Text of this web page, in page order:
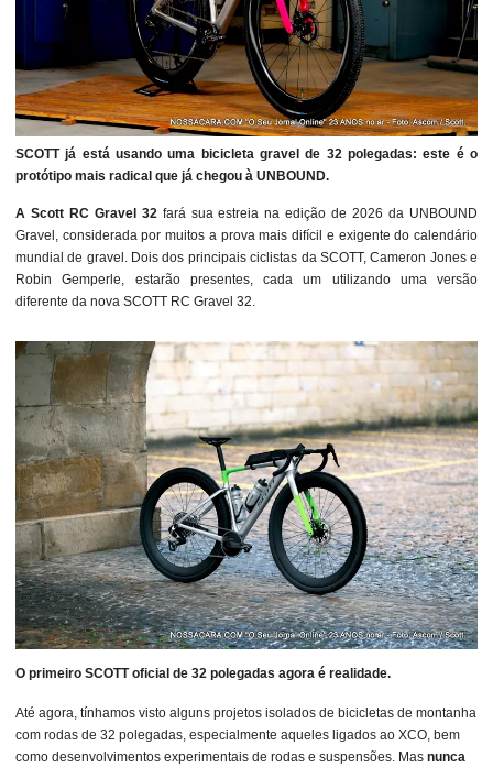
SCOTT já está usando uma bicicleta gravel de 32 polegadas: este é o
protótipo mais radical que já chegou à UNBOUND.
A Scott RC Gravel 32fará sua estreia na edição de 2026 da UNBOUND
Gravel, considerada por muitos a prova mais difícil e exigente do calendário
mundial de gravel. Dois dos principais ciclistas da SCOTT, Cameron Jones e
Robin Gemperle, estarão presentes, cada um utilizando uma versão
diferente da nova SCOTT RC Gravel 32.
O primeiro SCOTT oficial de 32 polegadas agora é realidade.
Até agora, tínhamos visto alguns projetos isolados de bicicletas de montanha
com rodas de 32 polegadas, especialmente aqueles ligados ao XCO, bem
como desenvolvimentos experimentais de rodas e suspensões. Mas nunca